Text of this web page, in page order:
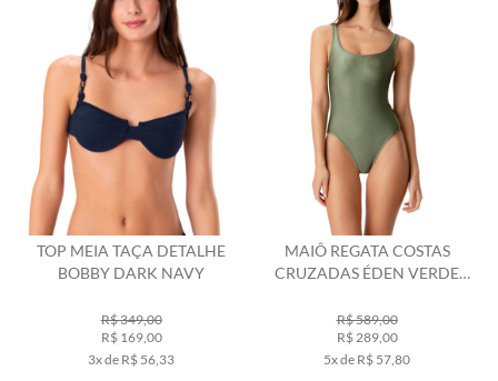
TOP MEIA TAÇA DETALHE
BOBBY DARK NAVY
R$ 349,00
R$ 169,00
3x de R$ 56,33
MAIÔ REGATA COSTAS
CRUZADAS ÉDEN VERDE
R$ 589,00
R$ 289,00
5x de R$ 57,80